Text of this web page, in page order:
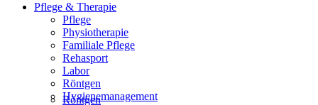
Röntgen
Pflege & Therapie
Pflege
Physiotherapie
Familiale Pflege
Rehasport
Labor
Röntgen
Hygienemanagement